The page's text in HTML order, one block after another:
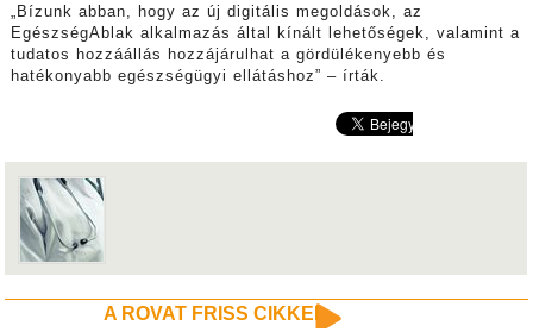
„Bízunk abban, hogy az új digitális megoldások, az
EgészségAblak alkalmazás által kínált lehetőségek, valamint a
tudatos hozzáállás hozzájárulhat a gördülékenyebb és
hatékonyabb egészségügyi ellátáshoz” – írták.
A ROVAT FRISS CIKKEI